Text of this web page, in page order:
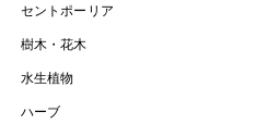
セントポーリア
樹木・花木
水生植物
ハーブ